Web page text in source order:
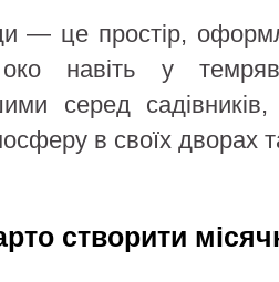
— це простір,
око навіть у
серед
в своїх дворах
створити